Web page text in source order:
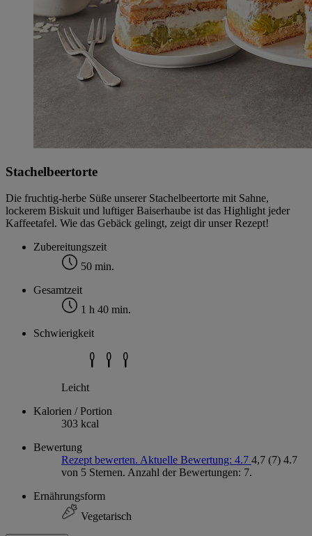
Stachelbeertorte
Die fruchtig-herbe Süße unserer Stachelbeertorte mit Sahne,
lockerem Biskuit und luftiger Baiserhaube ist das Highlight jeder
Kaffeetafel. Wie das Gebäck gelingt, zeigt dir unser Rezept!
Zubereitungszeit
50 min.
Gesamtzeit
1 h 40 min.
Schwierigkeit
Leicht
Kalorien / Portion
303 kcal
Bewertung
Rezept bewerten. Aktuelle Bewertung: 4.7 4,7 (7) 4.7
von 5 Sternen. Anzahl der Bewertungen: 7.
Ernährungsform
Vegetarisch